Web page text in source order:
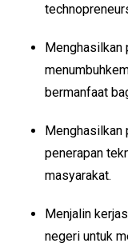
Menghasilkan
bermanfaat
Menghasilkan
penerapan
masyarakat.
Menjalin
negeri untuk